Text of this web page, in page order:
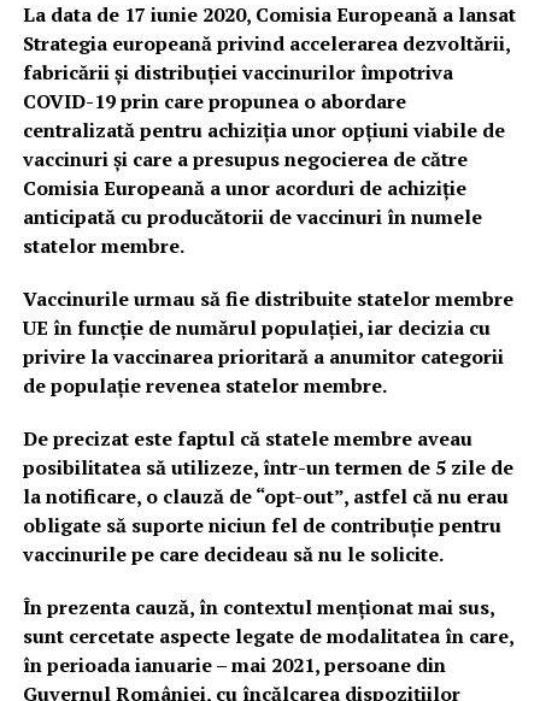
La data de 17 iunie 2020, Comisia Europeană a lansat
Strategia europeană privind accelerarea dezvoltării,
fabricării și distribuției vaccinurilor împotriva
COVID-19 prin care propunea o abordare
centralizată pentru achiziția unor opțiuni viabile de
vaccinuri și care a presupus negocierea de către
Comisia Europeană a unor acorduri de achiziție
anticipată cu producătorii de vaccinuri în numele
statelor membre.
Vaccinurile urmau să fie distribuite statelor membre
UE în funcție de numărul populației, iar decizia cu
privire la vaccinarea prioritară a anumitor categorii
de populație revenea statelor membre.
De precizat este faptul că statele membre aveau
posibilitatea să utilizeze, într-un termen de 5 zile de
la notificare, o clauză de “opt-out”, astfel că nu erau
obligate să suporte niciun fel de contribuție pentru
vaccinurile pe care decideau să nu le solicite.
În prezenta cauză, în contextul menționat mai sus,
sunt cercetate aspecte legate de modalitatea în care,
în perioada ianuarie – mai 2021, persoane din
Guvernul României, cu încălcarea dispozițiilor